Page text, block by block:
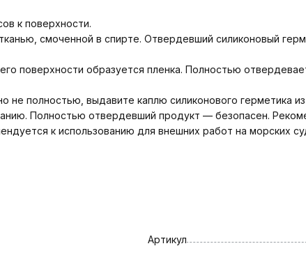
к поверхности.
смоченной в спирте. Отвердевший силиконовый
поверхности образуется пленка. Полностью
полностью, выдавите каплю силиконового герметика
Полностью отвердевший продукт — безопасен.
к использованию для внешних работ на морских
Артикул